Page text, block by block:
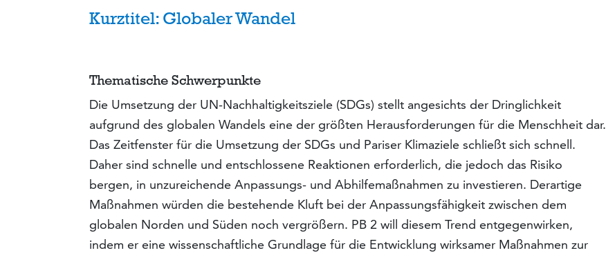
Kurztitel: Globaler Wandel
Thematische Schwerpunkte
Die Umsetzung der UN-Nachhaltigkeitsziele (SDGs) stellt angesichts der Dringlichkeit
aufgrund des globalen Wandels eine der größten Herausforderungen für die Menschheit dar.
Das Zeitfens­ter für die Umsetzung der SDGs und Pariser Klimaziele schließt sich schnell.
Daher sind schnelle und entschlossene Reaktionen erforderlich, die jedoch das Risiko
bergen, in unzureichende An­passungs- und Abhilfemaßnahmen zu investieren. Derartige
Maßnahmen würden die bestehende Kluft bei der Anpassungsfähigkeit zwischen dem
globalen Norden und Süden noch vergrößern. PB 2 will diesem Trend entgegenwirken,
indem er eine wissenschaftliche Grundlage für die Ent­wicklung wirksamer Maßnahmen zur